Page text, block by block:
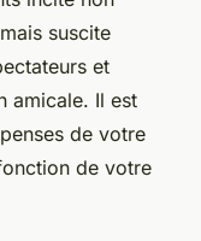
suscite
et
amicale. Il est
de votre
de votre